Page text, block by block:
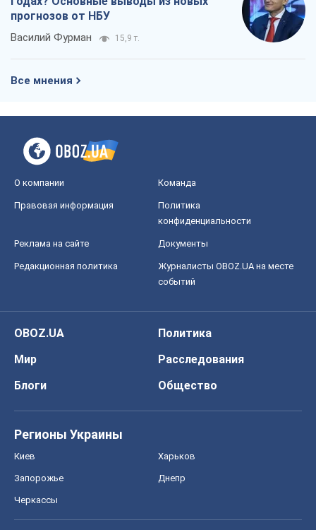
прогнозов от НБУ
Василий Фурман 15,9 т.
Все мнения
О компании Команда
Правовая информация
Политика
конфиденциальности
Реклама на сайте Документы
Редакционная политика
Журналисты OBOZ.UA на месте
событий
OBOZ.UA
Политика
Мир
Расследования
Блоги
Общество
Регионы Украины
Киев Харьков
Запорожье Днепр
Черкассы